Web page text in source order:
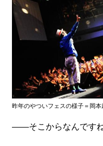
昨年のやついフェスの様子＝岡
――そこからなんです